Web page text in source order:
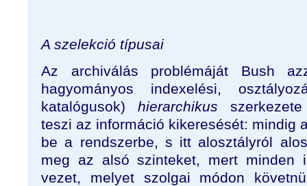
A szelekció típusai
Az archiválás problémáját Bush
hagyományos indexelési,
katalógusok) hierarchikus
teszi az információ kikeresését: mindig
be a rendszerbe, s itt alosztályról
meg az alsó szinteket, mert minden
vezet, melyet szolgai módon